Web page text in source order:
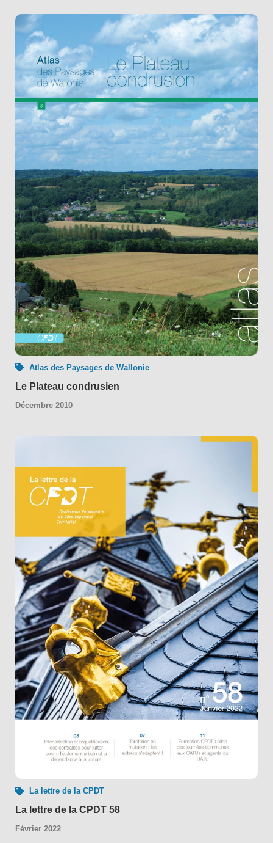
Atlas des Paysages de Wallonie
Le Plateau condrusien
Décembre 2010
La lettre de la CPDT
La lettre de la CPDT 58
Février 2022